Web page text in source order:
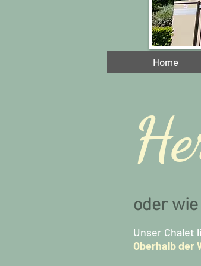
oder
Unser Chalet
Oberhalb der
Home